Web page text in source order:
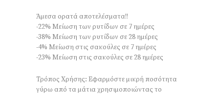
Άμεσα ορατά αποτελέσματα!!
-22% Μείωση των ρυτίδων σε 7 ημέρες
-38% Μείωση των ρυτίδων σε 28 ημέρες
-4% Μείωση στις σακούλες σε 7 ημέρες
-23% Μείωση στις σακούλες σε 28 ημέρες
Τρόπος Χρήσης: Εφαρμόστε μικρή ποσότητα
γύρω από τα μάτια χρησιμοποιώντας το